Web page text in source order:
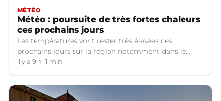
MÉTÉO
Météo : poursuite de très fortes chaleurs
ces prochains jours
Les températures vont rester très élevées ces
prochains jours sur la région notamment dans le
Languedoc.
il y a 9 h 1 min